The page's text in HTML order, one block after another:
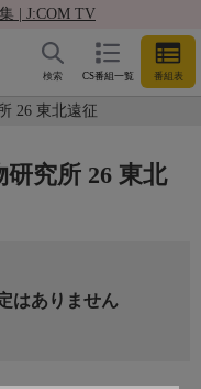
| J:COM TV
CS番組一覧 番組表
検索
26 東北遠征
究所 26 東北
はありません